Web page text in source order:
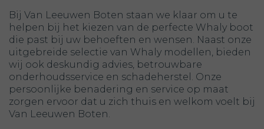
Bij Van Leeuwen Boten staan we klaar om u te
helpen bij het kiezen van de perfecte Whaly boot
die past bij uw behoeften en wensen. Naast onze
uitgebreide selectie van Whaly modellen, bieden
wij ook deskundig advies, betrouwbare
onderhoudsservice en schadeherstel. Onze
persoonlijke benadering en service op maat
zorgen ervoor dat u zich thuis en welkom voelt bij
Van Leeuwen Boten.